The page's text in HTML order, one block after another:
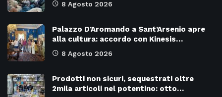
8 Agosto 2026
Palazzo D’Aromando a Sant’Arsenio apre
alla cultura: accordo con Kinesis…
8 Agosto 2026
Prodotti non sicuri, sequestrati oltre
2mila articoli nel potentino: otto…